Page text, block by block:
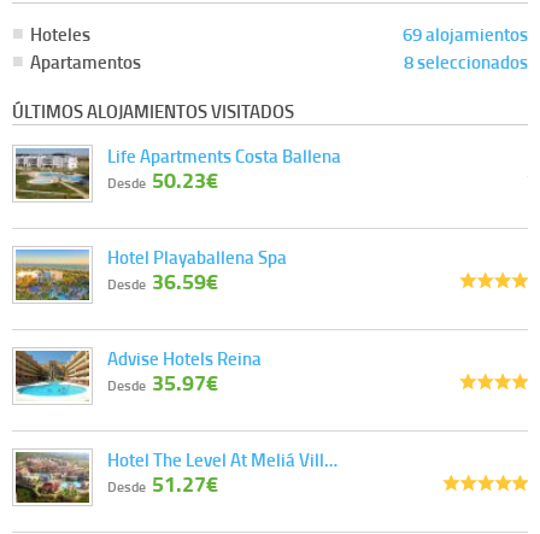
Hoteles
69 alojamientos
Apartamentos
8 seleccionados
ÚLTIMOS ALOJAMIENTOS VISITADOS
Life Apartments Costa Ballena
Desde 50.23€
Hotel Playaballena Spa
Desde 36.59€
Advise Hotels Reina
Desde 35.97€
Hotel The Level At Meliá Vill…
Desde 51.27€